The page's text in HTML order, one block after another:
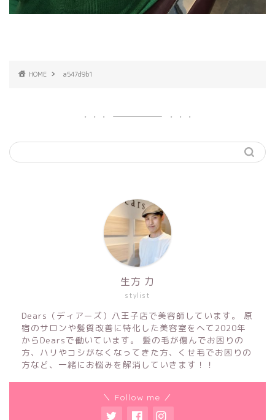
HOME a547d9b1
stylist
生方 力
Dears（ディアーズ）八王子店で美容師しています。 原
宿のサロンや髪質改善に特化した美容室をへて2020年
からDearsで働いています。 髪の毛が傷んでお困りの
方、ハリやコシがなくなってきた方、くせ毛でお困りの
方など、一緒にお悩みを解消していきます！！
＼ Follow me ／